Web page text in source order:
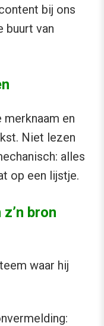
bij ons
buurt van
en
Niet lezen
alles
op een lijstje.
bron
waar hij